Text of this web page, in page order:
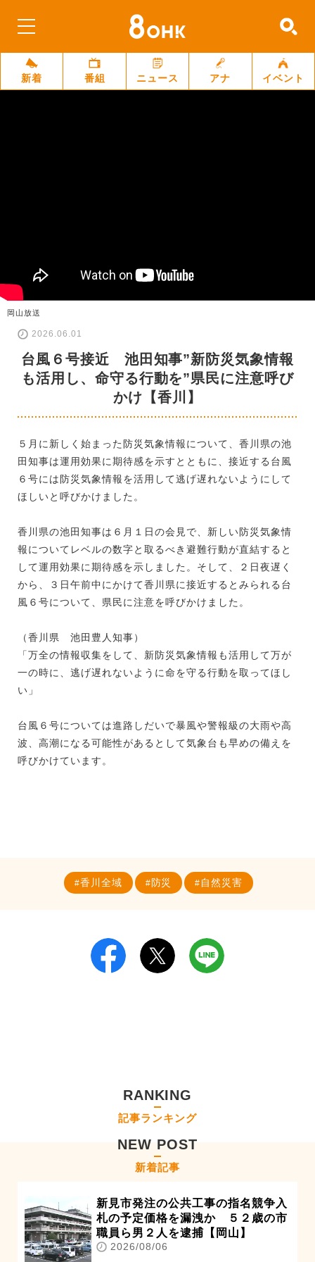
新着 番組 ニュース アナ イベント
岡山放送
2026.06.01
台風６号接近 池田知事”新防災気象情報
も活用し、命守る行動を”県民に注意呼び
かけ【香川】
５月に新しく始まった防災気象情報について、香川県の池
田知事は運用効果に期待感を示すとともに、接近する台風
６号には防災気象情報を活用して逃げ遅れないようにして
ほしいと呼びかけました。
香川県の池田知事は６月１日の会見で、新しい防災気象情
報についてレベルの数字と取るべき避難行動が直結すると
して運用効果に期待感を示しました。そして、２日夜遅く
から、３日午前中にかけて香川県に接近するとみられる台
風６号について、県民に注意を呼びかけました。
（香川県 池田豊人知事）
「万全の情報収集をして、新防災気象情報も活用して万が
一の時に、逃げ遅れないように命を守る行動を取ってほし
い」
台風６号については進路しだいで暴風や警報級の大雨や高
波、高潮になる可能性があるとして気象台も早めの備えを
呼びかけています。
香川全域 防災 自然災害
RANKING
記事ランキング
NEW POST
新着記事
新見市発注の公共工事の指名競争入
札の予定価格を漏洩か ５２歳の市
職員ら男２人を逮捕【岡山】
2026/08/06